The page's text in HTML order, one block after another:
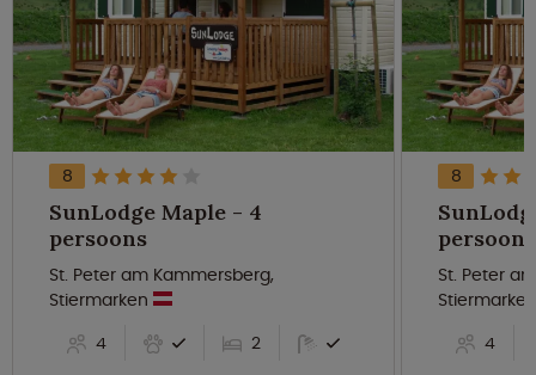
8
SunLodge Maple - 4
persoons
St. Peter am Kammersberg,
Stiermarken
4
2
8
persoons
St. Peter
4